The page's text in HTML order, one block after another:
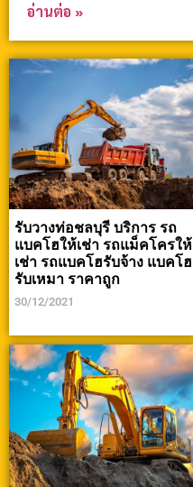
อ่านต่อ »
รับวางท่อชลบุรี บริการ รถ
แบคโฮให้เช่า รถแม็คโครให้
เช่า รถแบคโฮรับจ้าง แบคโฮ
รับเหมา ราคาถูก
30/12/2021